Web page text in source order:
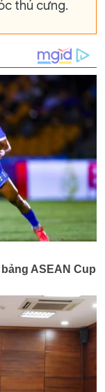
thú cưng.